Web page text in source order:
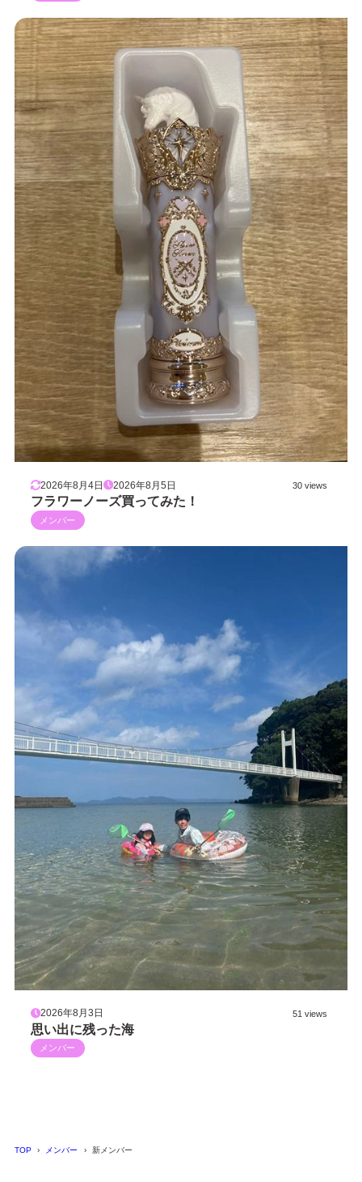
2026年8月4日 2026年8月5日 30 views
フラワーノーズ買ってみた！
メンバー
2026年8月3日 51 views
思い出に残った海
メンバー
TOP メンバー 新メンバー